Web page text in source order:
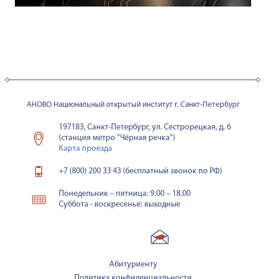
АНОВО Национальный открытый институт г. Санкт-Петербург
197183, Санкт-Петербург, ул. Сестрорецкая, д. 6
(станция метро "Чёрная речка")
Карта проезда
+7 (800) 200 33 43 (бесплатный звонок по РФ)
Понедельник – пятница: 9.00 – 18.00
Суббота - воскресенье: выходные
Абитуриенту